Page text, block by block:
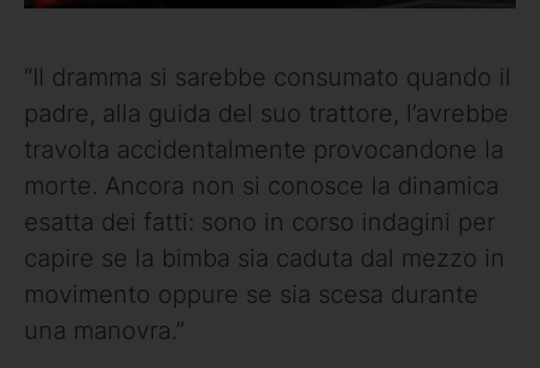
“Il dramma si sarebbe consumato quando il
padre, alla guida del suo trattore, l’avrebbe
travolta accidentalmente provocandone la
morte. Ancora non si conosce la dinamica
esatta dei fatti: sono in corso indagini per
capire se la bimba sia caduta dal mezzo in
movimento oppure se sia scesa durante
una manovra.”